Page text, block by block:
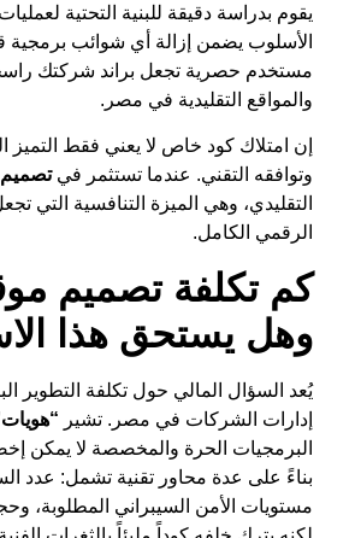
يقوم بدراسة دقيقة للبنية التحتية
الأسلوب يضمن إزالة أي شوائب برمجية
مستخدم حصرية تجعل براند شركتك
والمواقع التقليدية في مصر.
إن امتلاك كود خاص لا يعني فقط التميز
وتوافقه التقني. عندما تستثمر في
التقليدي، وهي الميزة التنافسية التي
الرقمي الكامل.
كم تكلفة تصميم
وهل يستحق هذا
يُعد السؤال المالي حول تكلفة التطوير
إدارات الشركات في مصر. تشير
البرمجيات الحرة والمخصصة لا يمكن
بناءً على عدة محاور تقنية تشمل: عدد
مستويات الأمن السيبراني المطلوبة،